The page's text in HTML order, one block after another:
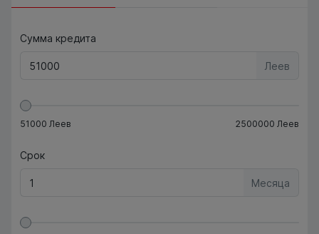
Сумма кредита
Леев
51000 Леев 2500000 Леев
Срок
Месяца